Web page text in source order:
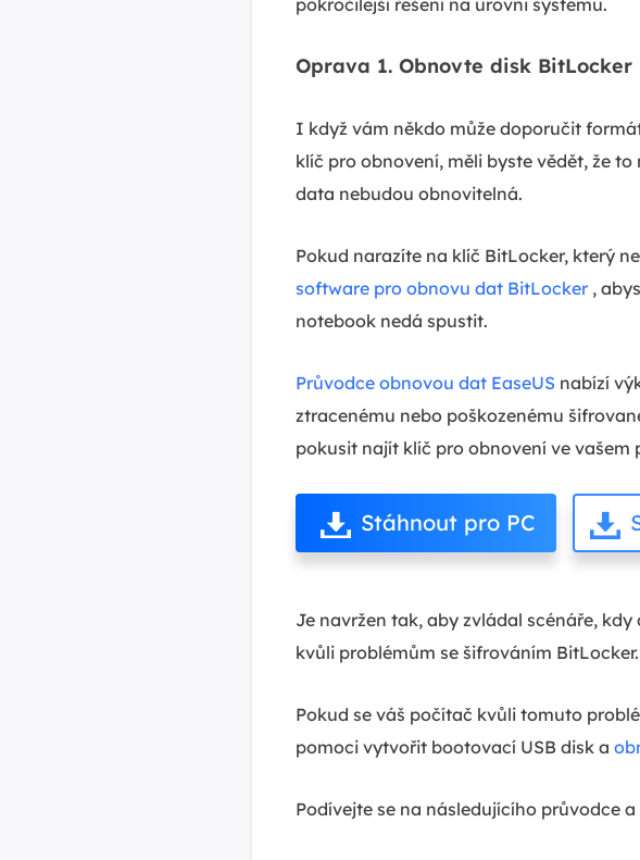
pokročilejší řešení na úrovni systému.
Oprava 1. Obnovte disk
I když vám někdo může doporučit
klíč pro obnovení, měli byste vědět, že
data nebudou obnovitelná.
Pokud narazíte na klíč BitLocker, který
software pro obnovu dat BitLocker ,
notebook nedá spustit.
Průvodce obnovou dat EaseUS nabízí
ztracenému nebo poškozenému
pokusit najít klíč pro obnovení ve
Stáhnout pro PC
Je navržen tak, aby zvládal scénáře,
kvůli problémům se šifrováním BitLocker.
Pokud se váš počítač kvůli tomuto
pomoci vytvořit bootovací USB disk a
Podívejte se na následujícího průvodce